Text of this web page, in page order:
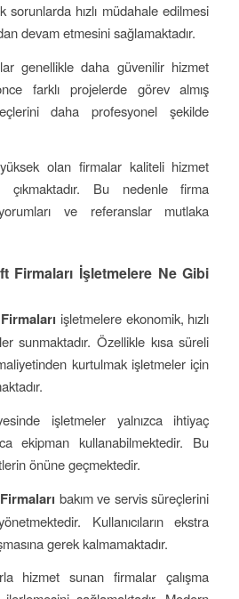
sorunlarda hızlı müdahale edilmesi
devam etmesini sağlamaktadır.
genellikle daha güvenilir hizmet
farklı projelerde görev almış
daha profesyonel şekilde
olan firmalar kaliteli hizmet
çıkmaktadır. Bu nedenle firma
ve referanslar mutlaka
Firmaları İşletmelere Ne Gibi
işletmelere ekonomik, hızlı
sunmaktadır. Özellikle kısa süreli
kurtulmak işletmeler için
işletmeler yalnızca ihtiyaç
ekipman kullanabilmektedir. Bu
önüne geçmektedir.
bakım ve servis süreçlerini
Kullanıcıların ekstra
gerek kalmamaktadır.
hizmet sunan firmalar çalışma